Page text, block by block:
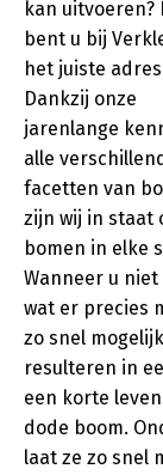
kan uitvoeren?
bent u bij
het juiste
Dankzij onze
jarenlange
alle
facetten van
zijn wij in staat
bomen in elke
Wanneer u
wat er precies
zo snel
resulteren in
een korte
dode boom.
laat ze zo snel